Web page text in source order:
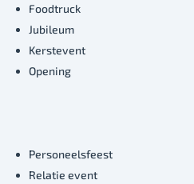
Foodtruck
Jubileum
Kerstevent
Opening
Personeelsfeest
Relatie event